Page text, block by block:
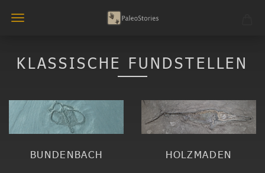
KLASSISCHE FUNDSTELLEN
BUNDENBACH HOLZMADEN